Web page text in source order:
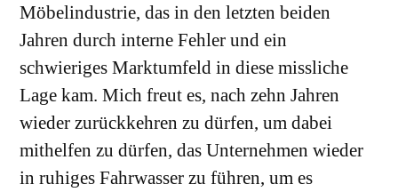
Möbelindustrie, das in den letzten beiden
Jahren durch interne Fehler und ein
schwieriges Marktumfeld in diese missliche
Lage kam. Mich freut es, nach zehn Jahren
wieder zurückkehren zu dürfen, um dabei
mithelfen zu dürfen, das Unternehmen wieder
in ruhiges Fahrwasser zu führen, um es